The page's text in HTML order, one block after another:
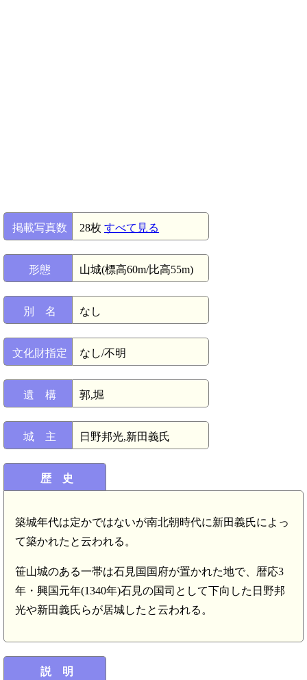
掲載写真数 28枚 すべて見る
形態 山城(標高60m/比高55m)
別 名 なし
文化財指定 なし/不明
遺 構 郭,堀
城 主 日野邦光,新田義氏
歴 史
築城年代は定かではないが南北朝時代に新田義氏によっ
て築かれたと云われる。
笹山城のある一帯は石見国国府が置かれた地で、暦応3
年・興国元年(1340年)石見の国司として下向した日野邦
光や新田義氏らが居城したと云われる。
説 明